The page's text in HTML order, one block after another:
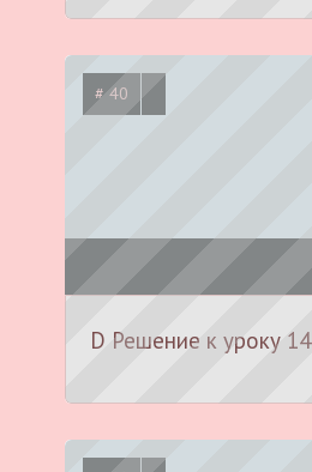
# 40
D Решение к уроку 14